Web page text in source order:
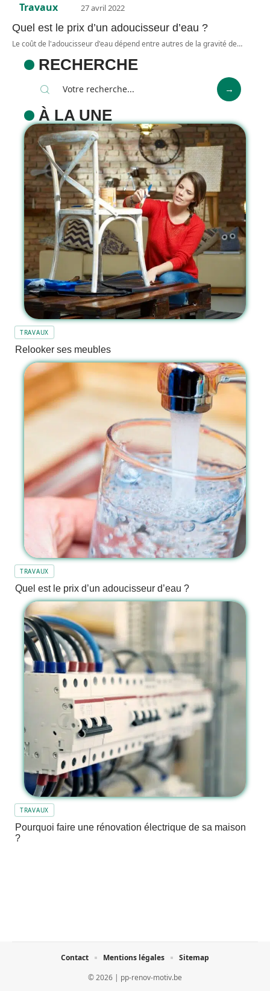
Travaux 27 avril 2022
Quel est le prix d’un adoucisseur d’eau ?
Le coût de l'adoucisseur d'eau dépend entre autres de la gravité de…
RECHERCHE
À LA UNE
TRAVAUX
Relooker ses meubles
TRAVAUX
Quel est le prix d’un adoucisseur d’eau ?
TRAVAUX
Pourquoi faire une rénovation électrique de sa maison
?
© 2026 | pp-renov-motiv.be
Contact Mentions légales Sitemap